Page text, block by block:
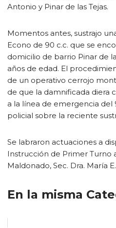
Antonio y Pinar de las Tejas.
Momentos antes, sustrajo
Econo de 90 c.c. que se
domicilio de barrio Pinar de
años de edad. El
de un operativo cerrojo
de que la damnificada diera
a la línea de emergencia del
policial sobre la reciente
Se labraron actuaciones a
Instrucción de Primer Turno
Maldonado, Sec. Dra. María
En la misma